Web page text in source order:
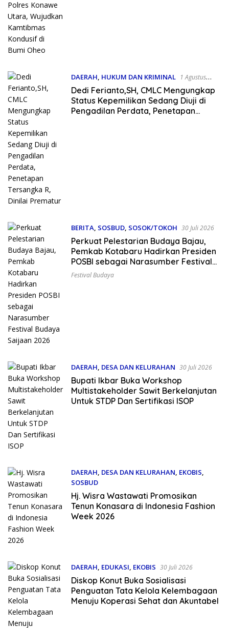
DAERAH, HUKUM DAN KRIMINAL
1 Agustus
2026
Dedi Ferianto,SH, CMLC Mengungkap
Status Kepemilikan Sedang Diuji di
Pengadilan Perdata, Penetapan
BERITA, SOSBUD, SOSOK/TOKOH 30 Juli 2026
Perkuat Pelestarian Budaya Bajau,
Pemkab Kotabaru Hadirkan Presiden
POSBI sebagai Narasumber Festival
Budaya Saijaan 2026
Festival Budaya
DAERAH, DESA DAN KELURAHAN 30 Juli 2026
Bupati Ikbar Buka Workshop
Multistakeholder Sawit Berkelanjutan
Untuk STDP Dan Sertifikasi ISOP
DAERAH, DESA DAN KELURAHAN, EKOBIS,
SOSBUD
30 Juli 2026
Hj. Wisra Wastawati Promosikan
Tenun Konasara di Indonesia Fashion
Week 2026
DAERAH, EDUKASI, EKOBIS 30 Juli 2026
Diskop Konut Buka Sosialisasi
Penguatan Tata Kelola Kelembagaan
Menuju Koperasi Sehat dan Akuntabel